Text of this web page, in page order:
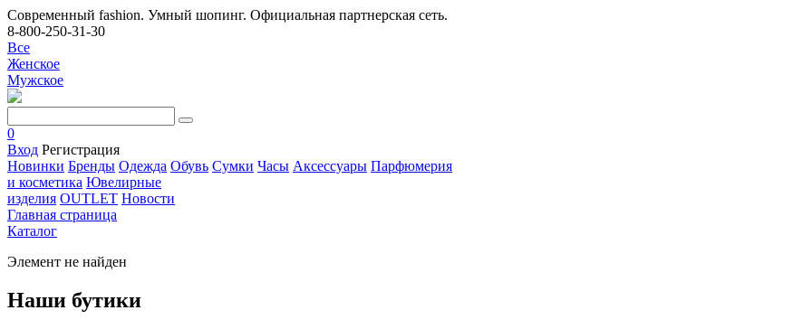
Современный fashion. Умный шопинг. Официальная партнерская сеть.
8-800-250-31-30
Все
Женское
Мужское
0
Вход Регистрация
Новинки Бренды Одежда Обувь Сумки Часы Аксессуары Парфюмерия
и косметика Ювелирные
изделия OUTLET Новости
Главная страница
Каталог
Элемент не найден
Наши бутики